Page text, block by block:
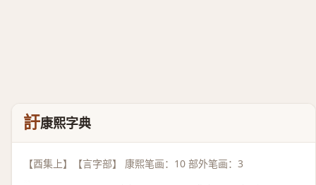
訏康熙字典
【酉集上】【言字部】 康熙笔画：10 部外笔画：3